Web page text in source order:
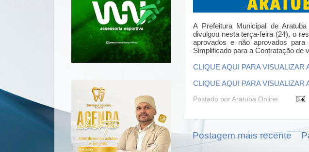
A Prefeitura Municipal de
divulgou nesta terça-feira (24), o
aprovados e não aprovados
Simplificado para a Contratação de
CLIQUE AQUI PARA VISUALIZAR
CLIQUE AQUI PARA VISUALIZAR
Postado por Aratuba Online
Postagem mais recente